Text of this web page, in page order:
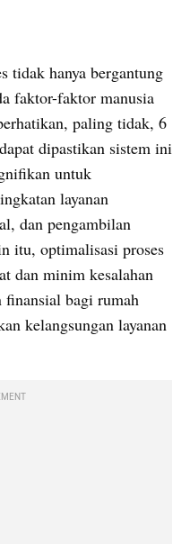
tidak hanya bergantung
faktor-faktor manusia
paling tidak, 6
dipastikan sistem ini
untuk
layanan
dan pengambilan
itu, optimalisasi proses
dan minim kesalahan
finansial bagi rumah
kelangsungan layanan